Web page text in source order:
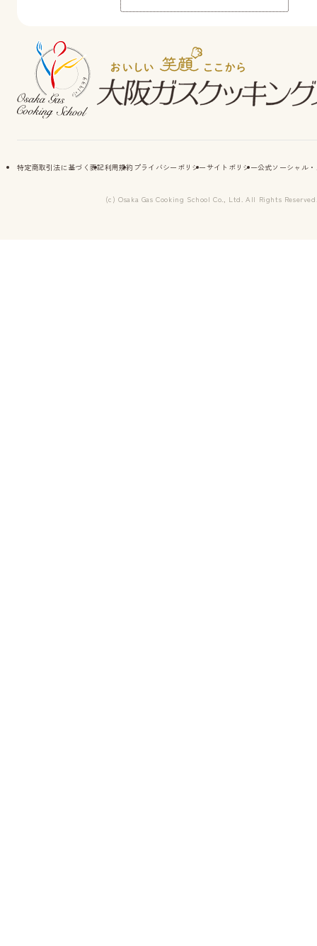
特定商取引法に基づく表記利用規約 プライバシーポリシーサイトポリシー公式ソーシャル
(c) Osaka Gas Cooking School Co., Ltd. All Rights